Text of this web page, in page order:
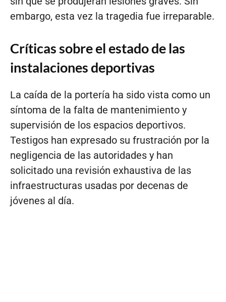
embargo, esta vez la tragedia fue irreparable.
Críticas sobre el estado de las
instalaciones deportivas
La caída de la portería ha sido vista como un
síntoma de la falta de mantenimiento y
supervisión de los espacios deportivos.
Testigos han expresado su frustración por la
negligencia de las autoridades y han
solicitado una revisión exhaustiva de las
infraestructuras usadas por decenas de
jóvenes al día.